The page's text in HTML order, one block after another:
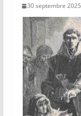
30 septembre 2025